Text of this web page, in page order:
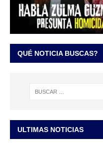
QUÉ NOTICIA BUSCAS?
ULTIMAS NOTICIAS